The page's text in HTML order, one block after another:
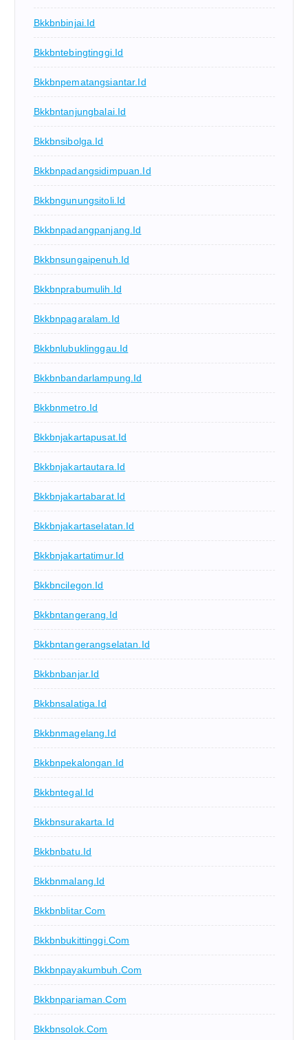
Bkkbnbinjai.id
Bkkbntebingtinggi.id
Bkkbnpematangsiantar.id
Bkkbntanjungbalai.id
Bkkbnsibolga.id
Bkkbnpadangsidimpuan.id
Bkkbngunungsitoli.id
Bkkbnpadangpanjang.id
Bkkbnsungaipenuh.id
Bkkbnprabumulih.id
Bkkbnpagaralam.id
Bkkbnlubuklinggau.id
Bkkbnbandarlampung.id
Bkkbnmetro.id
Bkkbnjakartapusat.id
Bkkbnjakartautara.id
Bkkbnjakartabarat.id
Bkkbnjakartaselatan.id
Bkkbnjakartatimur.id
Bkkbncilegon.id
Bkkbntangerang.id
Bkkbntangerangselatan.id
Bkkbnbanjar.id
Bkkbnsalatiga.id
Bkkbnmagelang.id
Bkkbnpekalongan.id
Bkkbntegal.id
Bkkbnsurakarta.id
Bkkbnbatu.id
Bkkbnmalang.id
Bkkbnblitar.com
Bkkbnbukittinggi.com
Bkkbnpayakumbuh.com
Bkkbnpariaman.com
Bkkbnsolok.com